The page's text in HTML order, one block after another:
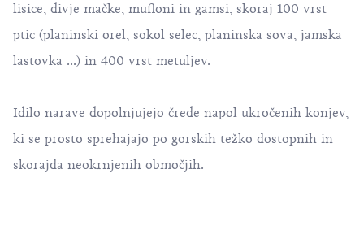
lisice, divje mačke, mufloni in gamsi, skoraj 100 vrst
ptic (planinski orel, sokol selec, planinska sova, jamska
lastovka ...) in 400 vrst metuljev.
Idilo narave dopolnjujejo črede napol ukročenih konjev,
ki se prosto sprehajajo po gorskih težko dostopnih in
skorajda neokrnjenih območjih.